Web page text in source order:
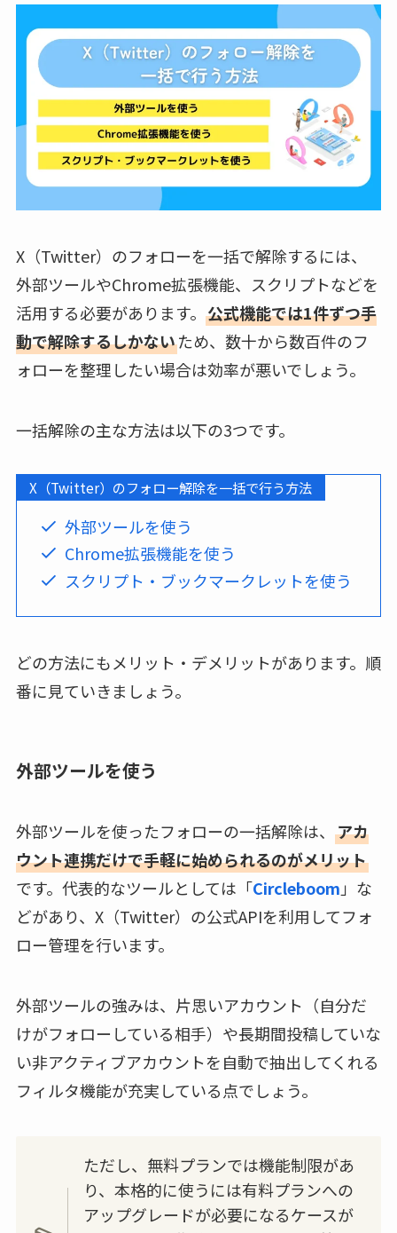
X（Twitter）のフォローを一括で解除するには、
外部ツールやChrome拡張機能、スクリプトなどを
活用する必要があります。 公式機能では1件ずつ手
動で解除するしかないため、数十から数百件のフ
ォローを整理したい場合は効率が悪いでしょう。
一括解除の主な方法は以下の3つです。
X（Twitter）のフォロー解除を一括で行う方法
外部ツールを使う
Chrome拡張機能を使う
スクリプト・ブックマークレットを使う
どの方法にもメリット・デメリットがあります。順
番に見ていきましょう。
外部ツールを使う
外部ツールを使ったフォローの一括解除は、 アカ
ウント連携だけで手軽に始められるのがメリット
です。代表的なツールとしては「Circleboom 」な
どがあり、X（Twitter）の公式APIを利用してフォ
ロー管理を行います。
外部ツールの強みは、片思いアカウント（自分だ
けがフォローしている相手）や長期間投稿していな
い非アクティブアカウントを自動で抽出してくれる
フィルタ機能が充実している点でしょう。
ただし、無料プランでは機能制限があ
り、本格的に使うには有料プランへの
アップグレードが必要になるケースが